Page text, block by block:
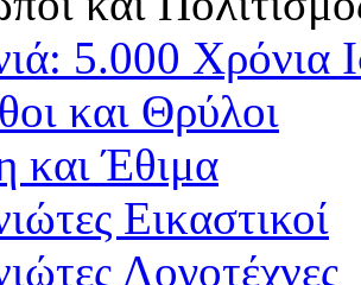
5.000 Χρόνια
και Θρύλοι
και Έθιμα
Εικαστικοί
Λογοτέχνες